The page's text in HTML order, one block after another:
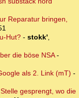
Reparatur bringen,
Hut?- stokk',
die böse NSA-
als 2. Link (mT) -
gesprengt, wo die